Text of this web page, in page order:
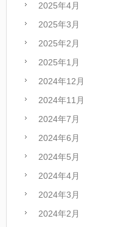
2025年4月
2025年3月
2025年2月
2025年1月
2024年12月
2024年11月
2024年7月
2024年6月
2024年5月
2024年4月
2024年3月
2024年2月